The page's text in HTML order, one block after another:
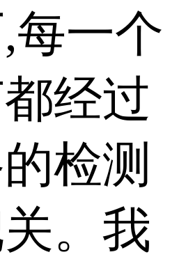
每一个
经过
检测
。我